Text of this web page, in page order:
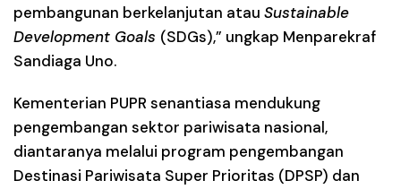
pembangunan berkelanjutan atau Sustainable
Development Goals (SDGs),” ungkap Menparekraf
Sandiaga Uno.
Kementerian PUPR senantiasa mendukung
pengembangan sektor pariwisata nasional,
diantaranya melalui program pengembangan
Destinasi Pariwisata Super Prioritas (DPSP) dan